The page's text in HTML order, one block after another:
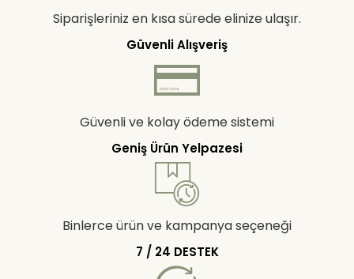
Siparişleriniz en kısa sürede elinize ulaşır.
Güvenli Alışveriş
Güvenli ve kolay ödeme sistemi
Geniş Ürün Yelpazesi
Binlerce ürün ve kampanya seçeneği
7 / 24 DESTEK